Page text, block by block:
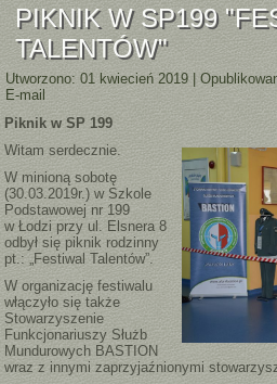
PIKNIK W SP199
TALENTÓW"
Utworzono: 01 kwiecień 2019 |
E-mail
Piknik w SP 199
Witam serdecznie.
W minioną sobotę
(30.03.2019r.) w Szkole
Podstawowej nr 199
w Łodzi przy ul. Elsnera 8
odbył się piknik rodzinny
pt.: „Festiwal Talentów”.
W organizację festiwalu
włączyło się także
Stowarzyszenie
Funkcjonariuszy Służb
Mundurowych BASTION
wraz z innymi zaprzyjaźnionymi